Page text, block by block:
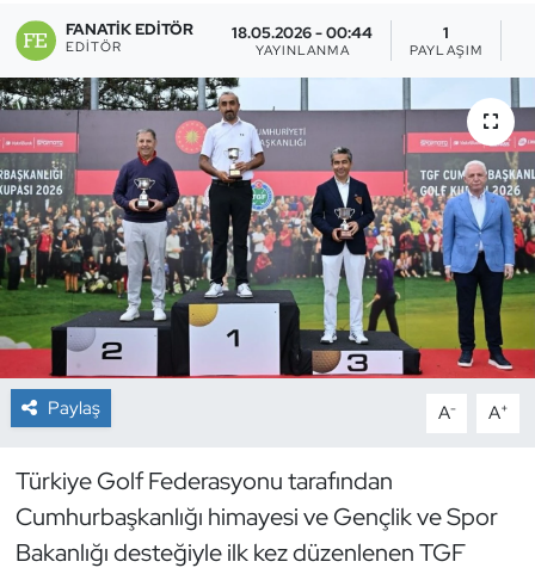
FANATIK EDITÖR
EDITÖR
18.05.2026 - 00:44
YAYINLANMA
1
PAYLAŞIM
Paylaş A- A+
Türkiye Golf Federasyonu tarafından
Cumhurbaşkanlığı himayesi ve Gençlik ve Spor
Bakanlığı desteğiyle ilk kez düzenlenen TGF
Briç
Buz Hokeyi
Buz Pateni
Çim Hokeyi
Cimnastik
Curling
Dağcılık
Dövüş Sanatı